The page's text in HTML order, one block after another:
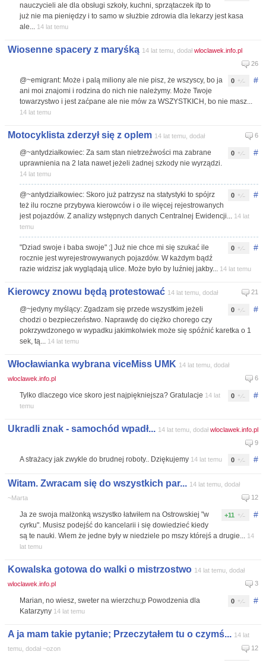
nauczycieli ale dla obsługi szkoły, kuchni, sprzątaczek itp to
już nie ma pieniędzy i to samo w służbie zdrowia dla lekarzy jest kasa
ale... 14 lat temu
Wiosenne spacery z maryśką 14 lat temu, dodał wloclawek.info.pl
26
#
0
@~emigrant: Może i palą miliony ale nie pisz, że wszyscy, bo ja
ani moi znajomi i rodzina do nich nie należymy. Może Twoje
towarzystwo i jest zaćpane ale nie mów za WSZYSTKICH, bo nie masz...
14 lat temu
Motocyklista zderzył się z oplem 14 lat temu, dodał 6
#
0
@~antydziałkowiec: Za sam stan nietrzeźwości ma zabrane
uprawnienia na 2 lata nawet jeżeli żadnej szkody nie wyrządzi.
14 lat temu
#
0
@~antydziałkowiec: Skoro już patrzysz na statystyki to spójrz
też ilu roczne przybywa kierowców i o ile więcej rejestrowanych
jest pojazdów. Z analizy wstępnych danych Centralnej Ewidencji... 14 lat
temu
#
0
"Dziad swoje i baba swoje" ;] Już nie chce mi się szukać ile
rocznie jest wyrejestrowywanych pojazdów. W każdym bądź
razie widzisz jak wyglądają ulice. Może było by luźniej jakby... 14 lat temu
Kierowcy znowu będą protestować 14 lat temu, dodał 21
#
0
@~jedyny myślący: Zgadzam się przede wszystkim jeżeli
chodzi o bezpieczeństwo. Naprawdę do ciężko chorego czy
pokrzywdzonego w wypadku jakimkolwiek może się spóźnić karetka o 1
sek, tą... 14 lat temu
Włocławianka wybrana viceMiss UMK 14 lat temu, dodał
wloclawek.info.pl
6
#
0
Tylko dlaczego vice skoro jest najpiękniejsza? Gratulacje 14 lat
temu
Ukradli znak - samochód wpadł... 14 lat temu, dodał wloclawek.info.pl
9
#
0
A strażacy jak zwykle do brudnej roboty.. Dziękujemy 14 lat temu
Witam. Zwracam się do wszystkich par... 14 lat temu, dodał
~Marta
12
#
+11
Ja ze swoja małżonką wszystko łatwiłem na Ostrowskiej "w
cyrku". Musisz podejść do kancelarii i się dowiedzieć kiedy
są te nauki. Wiem że jedne były w niedziele po mszy którejś a drugie... 14
lat temu
Kowalska gotowa do walki o mistrzostwo 14 lat temu, dodał
wloclawek.info.pl
3
#
0
Marian, no wiesz, sweter na wierzchu;p Powodzenia dla
Katarzyny 14 lat temu
A ja mam takie pytanie; Przeczytałem tu o czymś... 14 lat
temu, dodał ~ozon
12